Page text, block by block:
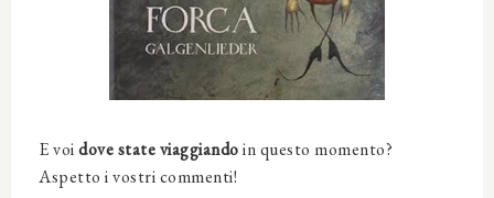
E voidove state viaggiandoin questo momento?
Aspetto i vostri commenti!